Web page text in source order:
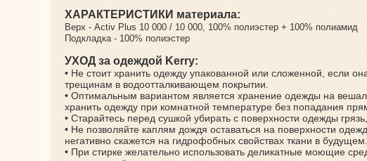
ХАРАКТЕРИСТИКИ материала:
Верх - Аctiv Plus 10 000 / 10 000, 100% полиэстер + 100% полиамид
Подкладка - 100% полиэстер
УХОД за одеждой Kerry:
• Не стоит хранить одежду упакованной или сложенной, если
трещинам в водоотталкивающем покрытии.
• Оптимальным вариантом является хранение одежды на
хранить одежду при комнатной температуре без попадания
• Старайтесь перед сушкой убирать с поверхности одежды
• Не позволяйте каплям дождя оставаться на поверхности
негативно скажется на гидрофобных свойствах ткани в будущем.
• При стирке желательно использовать деликатные моющие